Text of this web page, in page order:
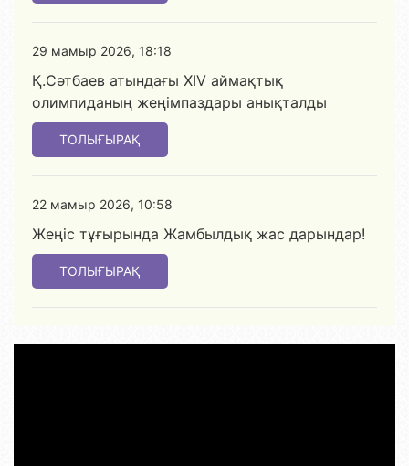
29 мамыр 2026, 18:18
Қ.Сәтбаев атындағы XIV аймақтық
олимпиданың жеңімпаздары анықталды
ТОЛЫҒЫРАҚ
22 мамыр 2026, 10:58
Жеңіс тұғырында Жамбылдық жас дарындар!
ТОЛЫҒЫРАҚ